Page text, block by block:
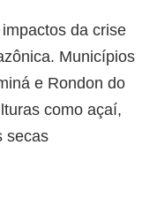
da crise
Municípios
e Rondon do
como açaí,
secas